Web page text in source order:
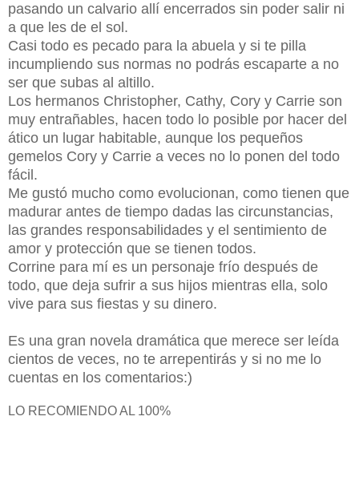
pasando un calvario allí encerrados sin poder salir ni
a que les de el sol.
Casi todo es pecado para la abuela y si te pilla
incumpliendo sus normas no podrás escaparte a no
ser que subas al altillo.
Los hermanos Christopher, Cathy, Cory y Carrie son
muy entrañables, hacen todo lo posible por hacer del
ático un lugar habitable, aunque los pequeños
gemelos Cory y Carrie a veces no lo ponen del todo
fácil.
Me gustó mucho como evolucionan, como tienen que
madurar antes de tiempo dadas las circunstancias,
las grandes responsabilidades y el sentimiento de
amor y protección que se tienen todos.
Corrine para mí es un personaje frío después de
todo, que deja sufrir a sus hijos mientras ella, solo
vive para sus fiestas y su dinero.
Es una gran novela dramática que merece ser leída
cientos de veces, no te arrepentirás y si no me lo
cuentas en los comentarios:)
LO RECOMIENDO AL 100%